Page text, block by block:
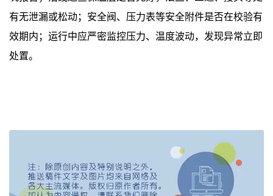
有无泄漏或松动；安全阀、压力表等安全附件是否在校验有
效期内；运行中应严密监控压力、温度波动，发现异常立即
处置。